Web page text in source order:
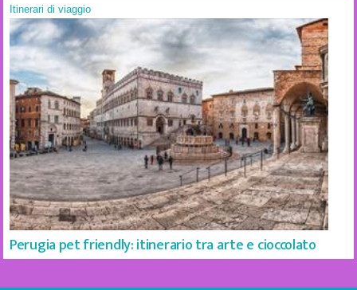
Itinerari di viaggio
Perugia pet friendly: itinerario tra arte e cioccolato